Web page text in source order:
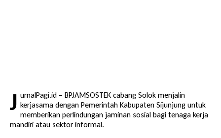
J urnalPagi.id – BPJAMSOSTEK cabang Solok menjalin
kerjasama dengan Pemerintah Kabupaten Sijunjung untuk
memberikan perlindungan jaminan sosial bagi tenaga kerja
mandiri atau sektor informal.